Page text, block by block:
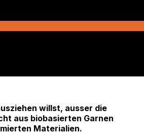
willst, ausser die
aus biobasierten Garnen
Materialien.